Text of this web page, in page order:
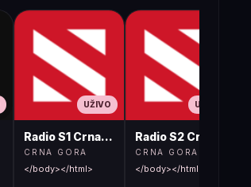
UŽIVO
Radio S1 Crna Gora
CRNA GORA
</body></html>
UŽIVO
Radio S2 Crna Gora
CRNA GORA
</body></html>